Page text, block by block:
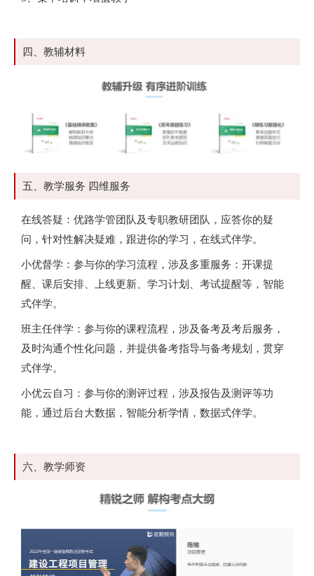
四、教辅材料
五、教学服务 四维服务
在线答疑：优路学管团队及专职教研团队，应答你的疑
问，针对性解决疑难，跟进你的学习，在线式伴学。
小优督学：参与你的学习流程，涉及多重服务：开课提
醒、课后安排、上线更新、学习计划、考试提醒等，智能
式伴学。
班主任伴学：参与你的课程流程，涉及备考及考后服务，
及时沟通个性化问题，并提供备考指导与备考规划，贯穿
式伴学。
小优云自习：参与你的测评过程，涉及报告及测评等功
能，通过后台大数据，智能分析学情，数据式伴学。
六、教学师资